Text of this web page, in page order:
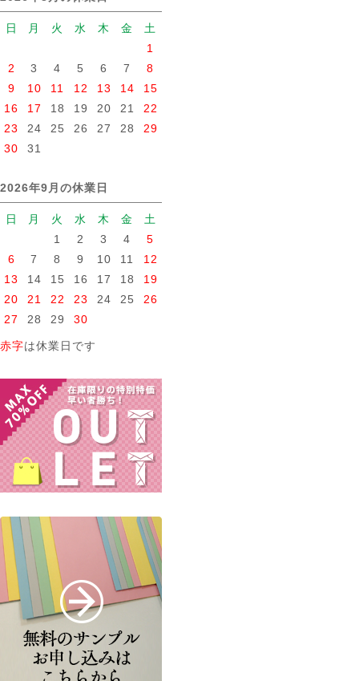
日 月 火 水 木 金
土
1
2
3 4 5 6 7
8
9
10 11 12 13 14
15
16
17 18 19 20 21
22
23
24 25 26 27 28
29
30
31
2026年9月の休業日
日 月 火 水 木 金
土
1
2 3 4
5
6
7 8 9 10 11
12
13
14 15 16 17 18
19
20
21 22 23 24 25
26
27
28 29 30
赤字は休業日です